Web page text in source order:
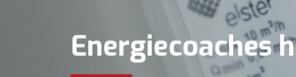
Energiecoaches